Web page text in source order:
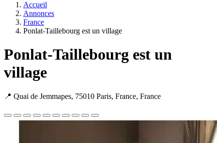
Accueil
Annonces
France
Ponlat-Taillebourg est un village
Ponlat-Taillebourg est un
village
📍 Quai de Jemmapes, 75010 Paris, France, France